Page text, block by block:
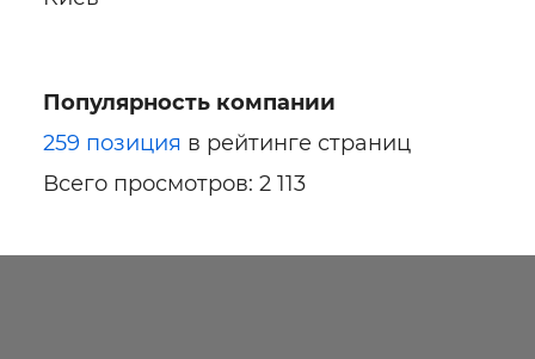
Ссылка для мобильных устройств
Популярность компании
259 позиция в рейтинге страниц
Всего просмотров: 2 113